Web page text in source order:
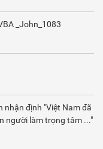
_John_1083
nhận định "Việt Nam đã
người làm trọng tâm ..."